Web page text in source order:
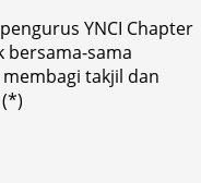
YNCI Chapter
bersama-sama
takjil dan